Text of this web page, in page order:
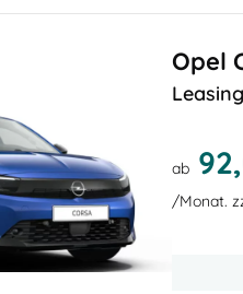
Opel
ab
/Monat.